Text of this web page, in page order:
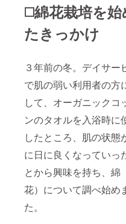
◻️綿花栽培を始
たきっかけ
３年前の冬。デイサー
で肌の弱い利用者の方
して、オーガニックコ
ンのタオルを入浴時に
したところ、肌の状態
に日に良くなっていっ
とから興味を持ち、綿
花）について調べ始め
た。